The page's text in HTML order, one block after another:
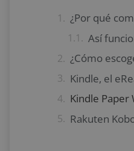
¿Por qué
Así
¿Cómo
Kindle, el
Rakuten